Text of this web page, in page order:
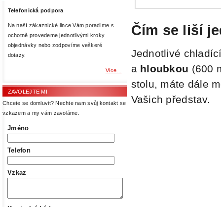
Telefonická podpora
Na naší zákaznické lince Vám poradíme s
ochotně provedeme jednotlivými kroky
objednávky nebo zodpovíme veškeré
dotazy.
Více...
ZAVOLEJTE MI
Chcete se domluvit? Nechte nam svůj kontakt se
vzkazem a my vám zavoláme.
Jméno
Telefon
Vzkaz
Čím se liší
Jednotlivé
a hloubkou (600
stolu, máte dále
Vašich představ.